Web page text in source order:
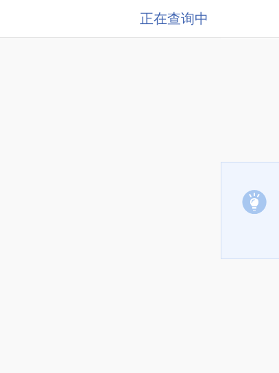
正在查询中